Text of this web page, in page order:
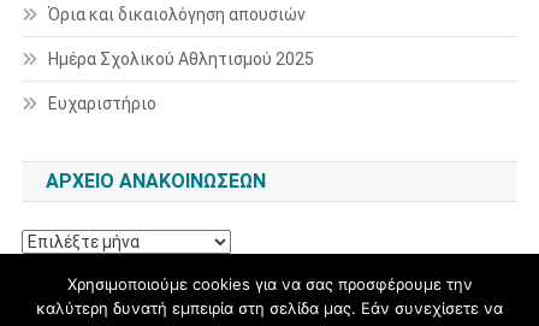
Όρια και δικαιολόγηση απουσιών
Ημέρα Σχολικού Αθλητισμού 2025
Ευχαριστήριο
ΑΡΧΕΊΟ ΑΝΑΚΟΙΝΏΣΕΩΝ
Αρχείο
Χρησιμοποιούμε cookies για να σας προσφέρουμε την
καλύτερη δυνατή εμπειρία στη σελίδα μας. Εάν συνεχίσετε να